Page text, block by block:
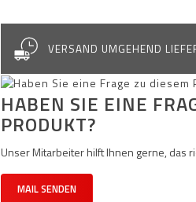
VERSAND UMGEHEND
HABEN SIE EINE
PRODUKT?
Unser Mitarbeiter hilft Ihnen gerne, das
MAIL SENDEN